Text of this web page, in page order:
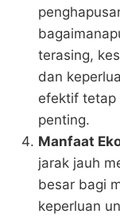
terasing,
dan
efektif tetap
penting.
Manfaat
jarak jauh
besar bagi
keperluan